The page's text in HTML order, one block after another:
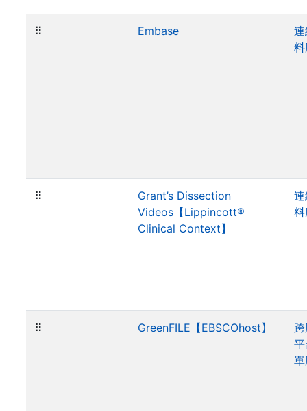
⠿ Embase
⠿
Grant’s Dissection
Videos【Lippincott®
Clinical Context】
⠿ GreenFILE【EBSCOhost】